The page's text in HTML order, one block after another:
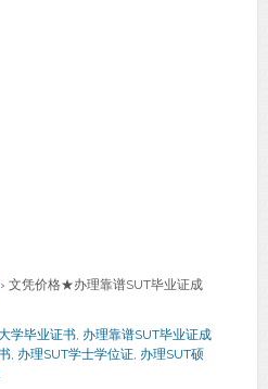
› 文凭价格★办理靠谱SUT毕业证成
学毕业证书, 办理靠谱SUT毕业证成
, 办理SUT学士学位证, 办理SUT硕